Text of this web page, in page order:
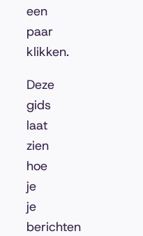
een
paar
klikken.
Deze
gids
laat
zien
hoe
je
je
berichten